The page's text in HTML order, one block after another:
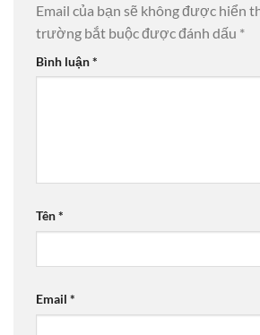
Email của bạn sẽ không được hiển
trường bắt buộc được đánh dấu *
Bình luận*
Tên*
Email *